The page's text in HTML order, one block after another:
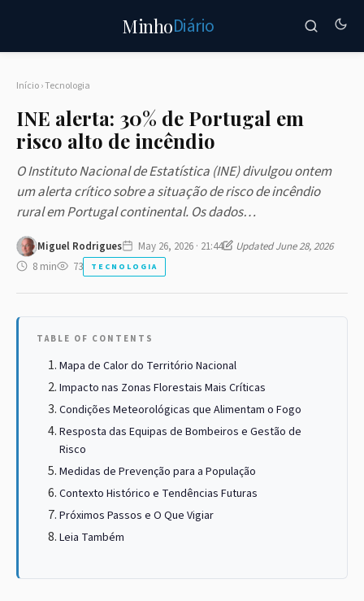
MinhoDiário
Início›Tecnologia
INE alerta: 30% de Portugal em
risco alto de incêndio
O Instituto Nacional de Estatística (INE) divulgou ontem
um alerta crítico sobre a situação de risco de incêndio
rural em Portugal continental. Os dados…
Miguel Rodrigues May 26, 2026 · 21:44
Updated June 28, 2026
8 min
73 TECNOLOGIA
TABLE OF CONTENTS
Mapa de Calor do Território Nacional
Impacto nas Zonas Florestais Mais Críticas
Condições Meteorológicas que Alimentam o Fogo
Resposta das Equipas de Bombeiros e Gestão de
Risco
Medidas de Prevenção para a População
Contexto Histórico e Tendências Futuras
Próximos Passos e O Que Vigiar
Leia Também